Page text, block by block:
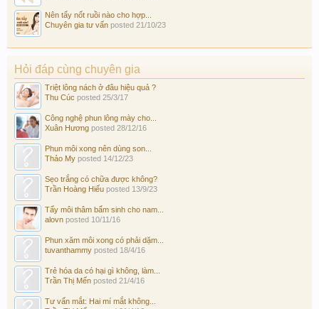
Nên tẩy nốt ruồi nào cho hợp...
Chuyên gia tư vấn posted 21/10/23
Hỏi đáp cùng chuyên gia
Triệt lông nách ở đâu hiệu quả ?
Thu Cúc posted 25/3/17
Công nghệ phun lông mày cho...
Xuân Hương posted 28/12/16
Phun môi xong nên dùng son...
Thảo My posted 14/12/23
Sẹo trắng có chữa được không?
Trần Hoàng Hiếu posted 13/9/23
Tẩy môi thâm bẩm sinh cho nam...
alovn posted 10/11/16
Phun xăm môi xong có phải dặm...
tuvanthammy posted 18/4/16
Trẻ hóa da có hại gì không, làm...
Trần Thị Mến posted 21/4/16
Tư vấn mắt: Hai mí mắt không...